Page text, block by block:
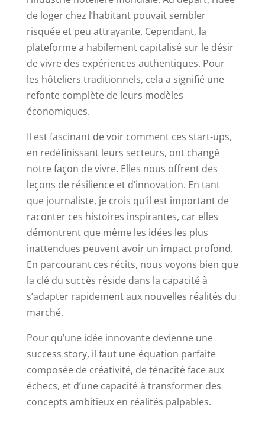
de loger chez l’habitant pouvait sembler
risquée et peu attrayante. Cependant, la
plateforme a habilement capitalisé sur le désir
de vivre des expériences authentiques. Pour
les hôteliers traditionnels, cela a signifié une
refonte complète de leurs modèles
économiques.
Il est fascinant de voir comment ces start-ups,
en redéfinissant leurs secteurs, ont changé
notre façon de vivre. Elles nous offrent des
leçons de résilience et d’innovation. En tant
que journaliste, je crois qu’il est important de
raconter ces histoires inspirantes, car elles
démontrent que même les idées les plus
inattendues peuvent avoir un impact profond.
En parcourant ces récits, nous voyons bien que
la clé du succès réside dans la capacité à
s’adapter rapidement aux nouvelles réalités du
marché.
Pour qu’une idée innovante devienne une
success story, il faut une équation parfaite
composée de créativité, de ténacité face aux
échecs, et d’une capacité à transformer des
concepts ambitieux en réalités palpables.